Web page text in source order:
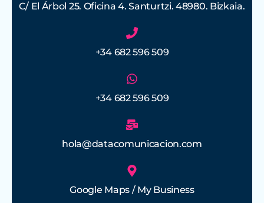
C/ El Árbol 25. Oficina 4. Santurtzi. 48980. Bizkaia.
+34 682 596 509
+34 682 596 509
hola@datacomunicacion.com
Google Maps / My Business